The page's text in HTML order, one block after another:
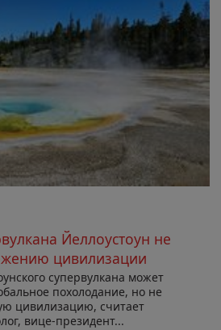
Йеллоустоун не
цивилизации
супервулкана может
похолодание, но не
цивилизацию, считает
вице-президент...